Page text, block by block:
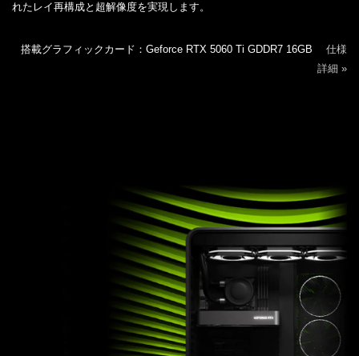
れたレイ再構成と超解像度を実現します。
搭載グラフィックカード：Geforce RTX 5060 Ti GDDR7 16GB 仕様
詳細 »